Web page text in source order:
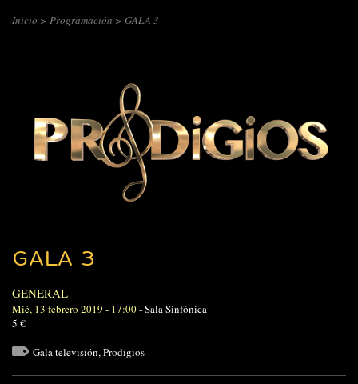
Inicio > Programación > GALA 3
GALA 3
GENERAL
Mié, 13 febrero 2019 - 17:00-Sala Sinfónica
5 €
Gala televisión,Prodigios